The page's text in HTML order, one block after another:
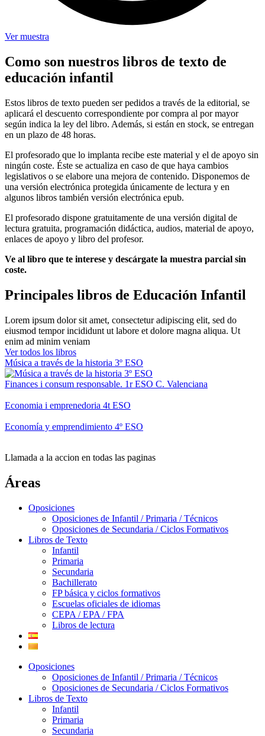
Ver muestra
Como son nuestros libros de texto de
educación infantil
Estos libros de texto pueden ser pedidos a través de la editorial, se
aplicará el descuento correspondiente por compra al por mayor
según indica la ley del libro. Además, si están en stock, se entregan
en un plazo de 48 horas.
El profesorado que lo implanta recibe este material y el de apoyo sin
ningún coste. Éste se actualiza en caso de que haya cambios
legislativos o se elabore una mejora de contenido. Disponemos de
una versión electrónica protegida únicamente de lectura y en
algunos libros también versión electrónica epub.
El profesorado dispone gratuitamente de una versión digital de
lectura gratuita, programación didáctica, audios, material de apoyo,
enlaces de apoyo y libro del profesor.
Ve al libro que te interese y descárgate la muestra parcial sin
coste.
Principales libros de Educación Infantil
Lorem ipsum dolor sit amet, consectetur adipiscing elit, sed do
eiusmod tempor incididunt ut labore et dolore magna aliqua. Ut
enim ad minim veniam
Ver todos los libros
Música a través de la historia 3º ESO
Finances i consum responsable. 1r ESO C. Valenciana
Economia i emprenedoria 4t ESO
Economía y emprendimiento 4º ESO
Llamada a la accion en todas las paginas
Áreas
Oposiciones
Oposiciones de Infantil / Primaria / Técnicos
Oposiciones de Secundaria / Ciclos Formativos
Libros de Texto
Infantil
Primaria
Secundaria
Bachillerato
FP básica y ciclos formativos
Escuelas oficiales de idiomas
CEPA / EPA / FPA
Libros de lectura
Oposiciones
Oposiciones de Infantil / Primaria / Técnicos
Oposiciones de Secundaria / Ciclos Formativos
Libros de Texto
Infantil
Primaria
Secundaria